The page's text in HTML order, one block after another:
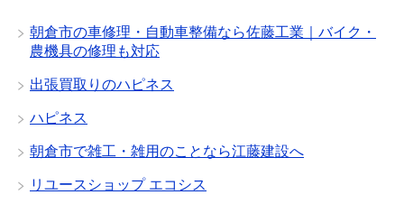
朝倉市の車修理・自動車整備なら佐藤工業｜バイク・
農機具の修理も対応
出張買取りのハピネス
ハピネス
朝倉市で雑工・雑用のことなら江藤建設へ
リユースショップ エコシス